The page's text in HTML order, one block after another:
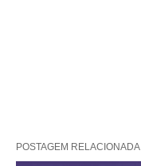
POSTAGEM RELACIONADA